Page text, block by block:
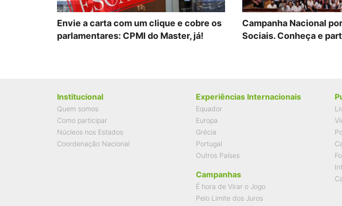
Envie a carta com um clique e cobre os
parlamentares: CPMI do Master, já!
Campanha Nacional
Sociais. Conheça e
Institucional
Quem somos
Como participar
Núcleos nos Estados
Coordenação Nacional
Experiências Internacionais
Equador
Europa
Grécia
Portugal
Outros Países
Campanhas
É hora de Virar o Jogo
Pelo Limite dos Juros